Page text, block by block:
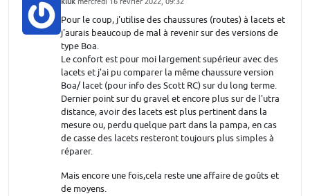
Pour le coup, j'utilise des chaussures (routes) à lacets et
j'aurais beaucoup de mal à revenir sur des versions de
type Boa.
Le confort est pour moi largement supérieur avec des
lacets et j'ai pu comparer la même chaussure version
Boa/ lacet (pour info des Scott RC) sur du long terme.
Dernier point sur du gravel et encore plus sur de l'utra
distance, avoir des lacets est plus pertinent dans la
mesure ou, perdu quelque part dans la pampa, en cas
de casse des lacets resteront toujours plus simples à
réparer.
Mais encore une fois,cela reste une affaire de goûts et
de moyens.